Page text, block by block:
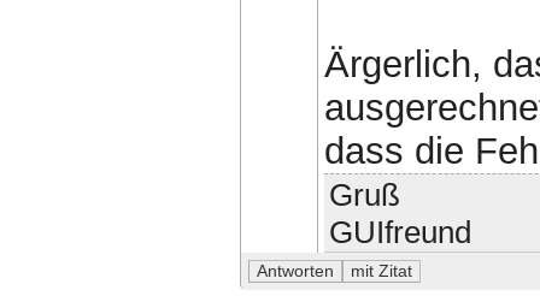
Ärgerlich,
dass die
Gruß
GUIfreund